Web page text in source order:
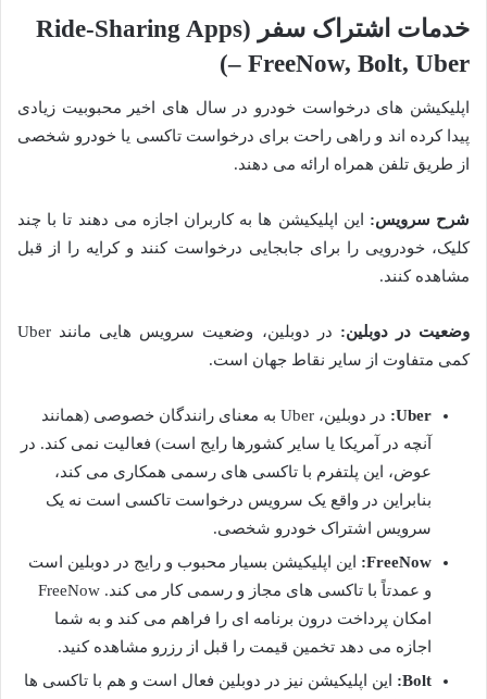
خدمات اشتراک سفر (Ride-Sharing Apps
– FreeNow, Bolt, Uber)
اپلیکیشن های درخواست خودرو در سال های اخیر محبوبیت زیادی
پیدا کرده اند و راهی راحت برای درخواست تاکسی یا خودرو شخصی
از طریق تلفن همراه ارائه می دهند.
شرح سرویس: این اپلیکیشن ها به کاربران اجازه می دهند تا با چند
کلیک، خودرویی را برای جابجایی درخواست کنند و کرایه را از قبل
مشاهده کنند.
وضعیت در دوبلین:
در دوبلین، وضعیت سرویس هایی مانند Uber
کمی متفاوت از سایر نقاط جهان است.
Uber:
در دوبلین، Uber به معنای رانندگان خصوصی (همانند
آنچه در آمریکا یا سایر کشورها رایج است) فعالیت نمی کند. در
عوض، این پلتفرم با تاکسی های رسمی همکاری می کند،
بنابراین در واقع یک سرویس درخواست تاکسی است نه یک
سرویس اشتراک خودرو شخصی.
FreeNow:
این اپلیکیشن بسیار محبوب و رایج در دوبلین است
و عمدتاً با تاکسی های مجاز و رسمی کار می کند. FreeNow
امکان پرداخت درون برنامه ای را فراهم می کند و به شما
اجازه می دهد تخمین قیمت را قبل از رزرو مشاهده کنید.
Bolt:
این اپلیکیشن نیز در دوبلین فعال است و هم با تاکسی ها